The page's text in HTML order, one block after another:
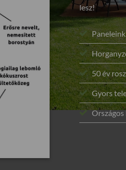
lesz!
50 év
Gyors